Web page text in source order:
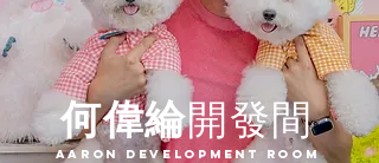
何偉綸開發間
AARON DEVELOPMENT ROOM